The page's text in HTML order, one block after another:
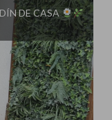
DE CASA